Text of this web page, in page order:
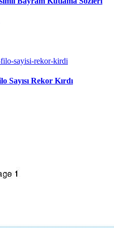
Sayısı Rekor Kırdı